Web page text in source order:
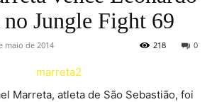
Jungle Fight 69
maio de 2014 0
218
Marreta, atleta de São Sebastião, foi